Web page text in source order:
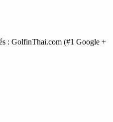
: GolfinThai.com (#1 Google +